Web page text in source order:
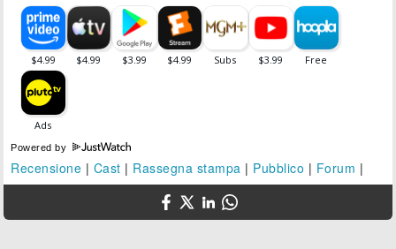
Powered by
Recensione | Cast | Rassegna stampa | Pubblico | Forum |